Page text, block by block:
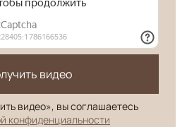
видео
видео», вы соглашаетесь
конфиденциальности